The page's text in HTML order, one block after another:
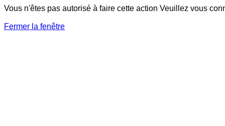
Vous n'êtes pas autorisé à faire cette action Veuillez vous
Fermer la fenêtre